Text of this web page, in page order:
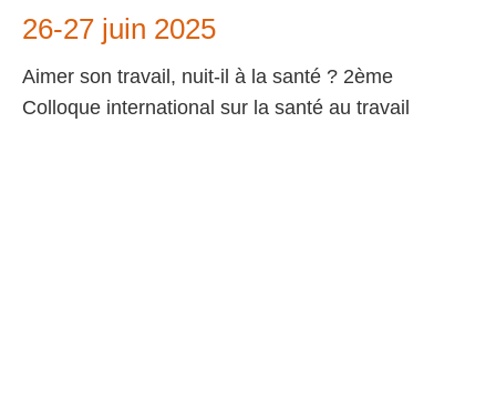
26-27 juin 2025
Aimer son travail, nuit-il à la santé ? 2ème
Colloque international sur la santé au travail